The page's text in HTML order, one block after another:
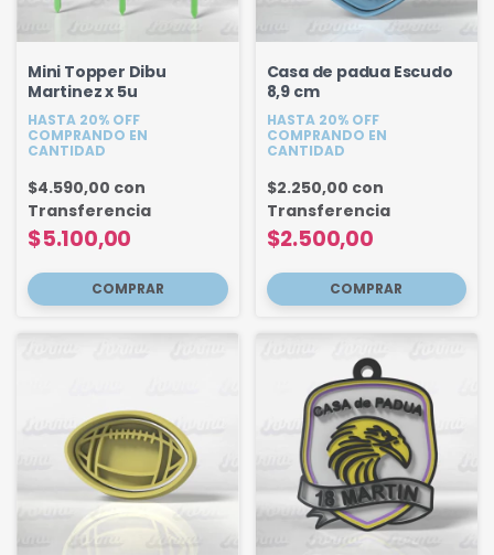
Mini Topper Dibu
Martinez x 5u
HASTA 20% OFF
COMPRANDO EN
CANTIDAD
$5.100,00
$4.590,00 con
Transferencia
Casa de padua Escudo
8,9 cm
HASTA 20% OFF
COMPRANDO EN
CANTIDAD
$2.500,00
$2.250,00 con
Transferencia